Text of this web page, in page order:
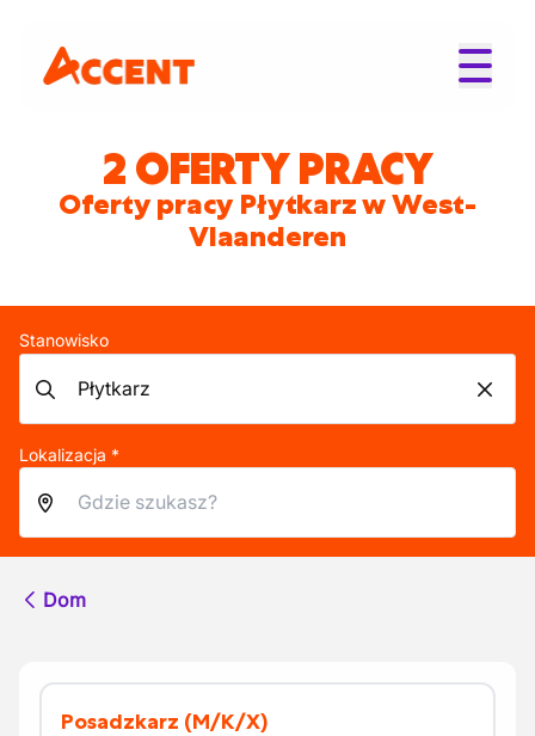
2 OFERTY PRACY
Oferty pracy Płytkarz w West-
Vlaanderen
Stanowisko
Lokalizacja *
Dom
Posadzkarz (M/K/X)